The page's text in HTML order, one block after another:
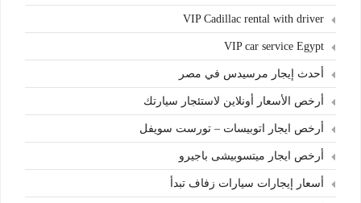
VIP Cadillac rental with driver
VIP car service Egypt
أحدث إيجار مرسيدس في مصر
أرخص الأسعار أونلاين لاستئجار سيارتك
أرخص ايجار اتوبيسات – تورست سويفل
أرخص ايجار ميتسوبيشى باجيرو
أسعار إيجارات سيارات زفاف تبدأ